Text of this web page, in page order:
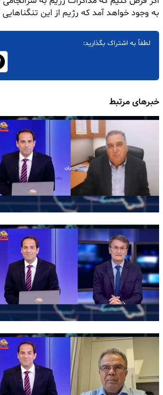
به وجود خواهد آمد که رژیم از این
لطفاً به اشتراک بگذارید:
خبرهای مرتبط